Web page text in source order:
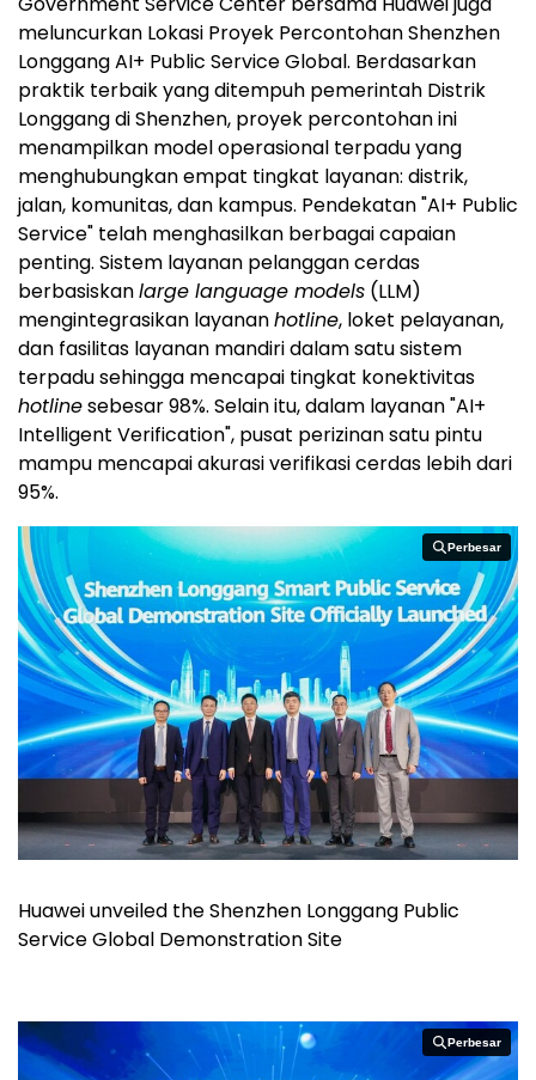
meluncurkan Lokasi Proyek Percontohan Shenzhen
Longgang AI+ Public Service Global. Berdasarkan
praktik terbaik yang ditempuh pemerintah Distrik
Longgang di Shenzhen, proyek percontohan ini
menampilkan model operasional terpadu yang
menghubungkan empat tingkat layanan: distrik,
jalan, komunitas, dan kampus. Pendekatan "AI+ Public
Service" telah menghasilkan berbagai capaian
penting. Sistem layanan pelanggan cerdas
berbasiskanlarge language models (LLM)
mengintegrasikan layananhotline, loket pelayanan,
dan fasilitas layanan mandiri dalam satu sistem
terpadu sehingga mencapai tingkat konektivitas
hotlinesebesar 98%. Selain itu, dalam layanan "AI+
Intelligent Verification", pusat perizinan satu pintu
mampu mencapai akurasi verifikasi cerdas lebih dari
95%.
Perbesar
Perbesar
Huawei unveiled the Shenzhen Longgang Public
Service Global Demonstration Site
Perbesar
Perbesar